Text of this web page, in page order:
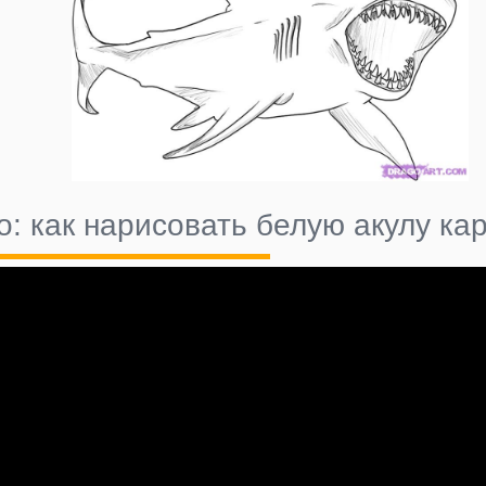
как нарисовать белую акулу